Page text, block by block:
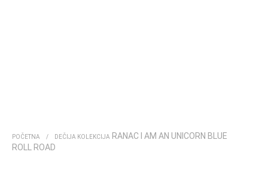
POČETNA / DEČIJA KOLEKCIJA RANAC I AM AN UNICORN BLUE
ROLL ROAD